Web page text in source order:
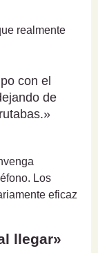
realmente
con el
de
Los
eficaz
llegar»